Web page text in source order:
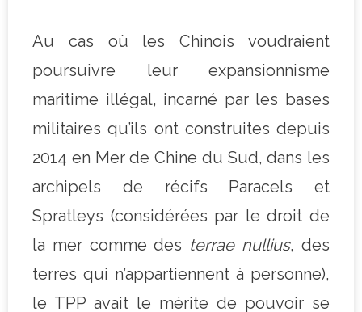
Au cas où les Chinois voudraient
poursuivre leur expansionnisme
maritime illégal, incarné par les bases
militaires qu’ils ont construites depuis
2014 en Mer de Chine du Sud, dans les
archipels de récifs Paracels et
Spratleys (considérées par le droit de
la mer comme des terrae nullius, des
terres qui n’appartiennent à personne),
le TPP avait le mérite de pouvoir se